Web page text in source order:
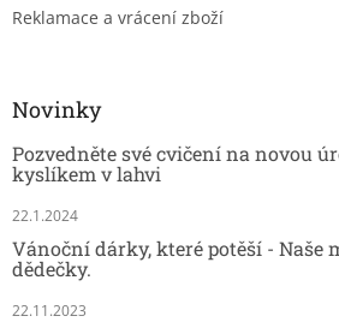
Reklamace a vrácení zboží
Novinky
Pozvedněte své cvičení na novou
kyslíkem v lahvi
22.1.2024
Vánoční dárky, které potěší - Naše
dědečky.
22.11.2023